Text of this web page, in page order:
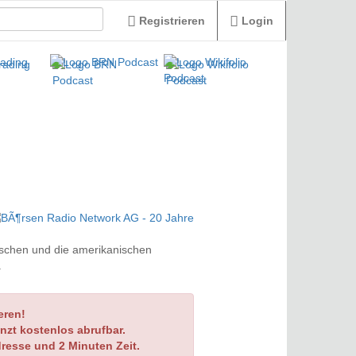
Registrieren Login
und die amerikanischen
kostenlos abrufbar.
und 2 Minuten Zeit.